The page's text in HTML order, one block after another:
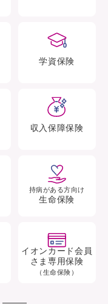
学資保険
収入保障保険
持病がある方向け
生命保険
イオンカード会員
さま専用保険
（生命保険）